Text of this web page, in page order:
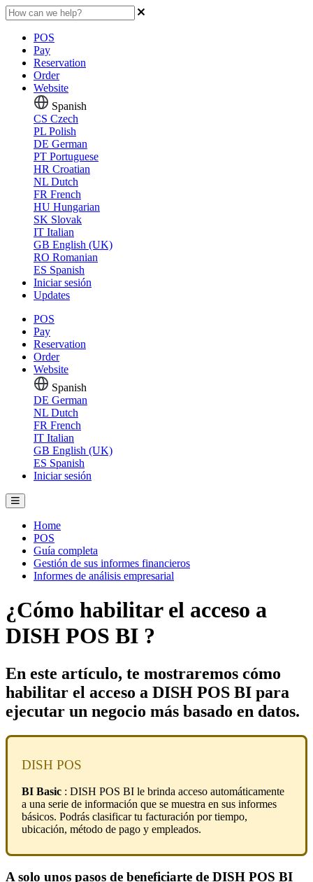
POS
Pay
Reservation
Order
Website
Spanish
CS Czech
PL Polish
DE German
PT Portuguese
HR Croatian
NL Dutch
FR French
HU Hungarian
SK Slovak
IT Italian
GB English (UK)
RO Romanian
ES Spanish
Iniciar sesión
Updates
POS
Pay
Reservation
Order
Website
Spanish
DE German
NL Dutch
FR French
IT Italian
GB English (UK)
ES Spanish
Iniciar sesión
Home
POS
Guía completa
Gestión de sus informes financieros
Informes de análisis empresarial
¿Cómo habilitar el acceso a
DISH POS BI ?
En este artículo, te mostraremos cómo
habilitar el acceso a DISH POS BI para
ejecutar un negocio más basado en datos.
DISH POS
BI Basic : DISH POS BI le brinda acceso automáticamente
a una serie de información que se muestra en sus informes
básicos. Podrás clasificar tu facturación por tiempo,
ubicación, método de pago y empleados.
A solo unos pasos de beneficiarte de DISH POS BI